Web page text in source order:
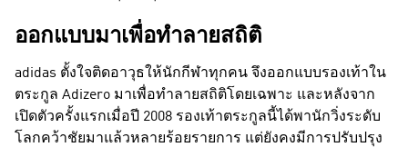
ออกแบบมาเพื่อทำลายสถิติ
adidas ตั้งใจติดอาวุธให้นักกีฬาทุกคน จึงออกแบบรองเท้าใน
ตระกูล Adizero มาเพื่อทำลายสถิติโดยเฉพาะ และหลังจาก
เปิดตัวครั้งแรกเมื่อปี 2008 รองเท้าตระกูลนี้ได้พานักวิ่งระดับ
โลกคว้าชัยมาแล้วหลายร้อยรายการ แต่ยังคงมีการปรับปรุง